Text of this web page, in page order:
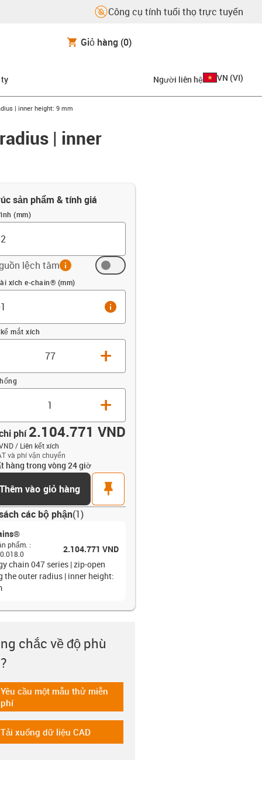
Công cụ tính tuổi thọ trực tuyến
Giỏ hàng (0)
ty Người liên hệ VN (VI)
| inner height: 9 mm
| inner
sản phẩm & tính giá
(mm)
lệch tâminfo
xích e-chain® (mm)
info
mắt xích
+
+
phí 2.104.771 VND
/ Liên kết xích
và phí vận chuyển
hàng trong vòng 24 giờ
vào giỏ hàng
pin
các bộ phận(1)
phẩm. :
2.104.771 VND
chain 047 series | zip-open
the outer radius | inner height:
chắc về độ phù
gratismuster
Yêu cầu một mẫu thử miễn
phí
icon-cad-dateien
Tải xuống dữ liệu CAD
up